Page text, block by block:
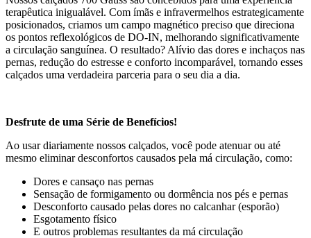
terapêutica inigualável. Com ímãs e infravermelhos estrategicamente
posicionados, criamos um campo magnético preciso que direciona
os pontos reflexológicos de DO-IN, melhorando significativamente
a circulação sanguínea. O resultado? Alívio das dores e inchaços nas
pernas, redução do estresse e conforto incomparável, tornando esses
calçados uma verdadeira parceria para o seu dia a dia.
Desfrute de uma Série de Benefícios!
Ao usar diariamente nossos calçados, você pode atenuar ou até
mesmo eliminar desconfortos causados pela má circulação, como:
Dores e cansaço nas pernas
Sensação de formigamento ou dormência nos pés e pernas
Desconforto causado pelas dores no calcanhar (esporão)
Esgotamento físico
E outros problemas resultantes da má circulação